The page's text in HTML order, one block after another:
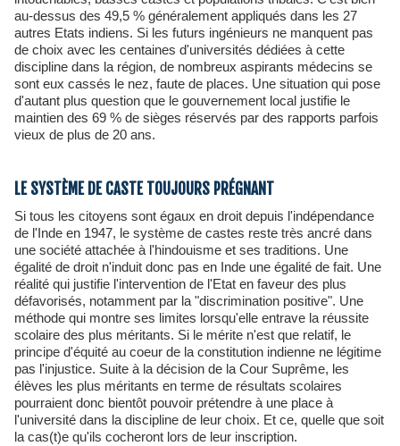
au-dessus des 49,5 % généralement appliqués dans les 27
autres Etats indiens. Si les futurs ingénieurs ne manquent pas
de choix avec les centaines d'universités dédiées à cette
discipline dans la région, de nombreux aspirants médecins se
sont eux cassés le nez, faute de places. Une situation qui pose
d'autant plus question que le gouvernement local justifie le
maintien des 69 % de sièges réservés par des rapports parfois
vieux de plus de 20 ans.
LE SYSTÈME DE CASTE TOUJOURS PRÉGNANT
Si tous les citoyens sont égaux en droit depuis l'indépendance
de l'Inde en 1947, le système de castes reste très ancré dans
une société attachée à l'hindouisme et ses traditions. Une
égalité de droit n'induit donc pas en Inde une égalité de fait. Une
réalité qui justifie l'intervention de l'Etat en faveur des plus
défavorisés, notamment par la "discrimination positive". Une
méthode qui montre ses limites lorsqu'elle entrave la réussite
scolaire des plus méritants. Si le mérite n'est que relatif, le
principe d'équité au coeur de la constitution indienne ne légitime
pas l'injustice. Suite à la décision de la Cour Suprême, les
élèves les plus méritants en terme de résultats scolaires
pourraient donc bientôt pouvoir prétendre à une place à
l'université dans la discipline de leur choix. Et ce, quelle que soit
la cas(t)e qu'ils cocheront lors de leur inscription.